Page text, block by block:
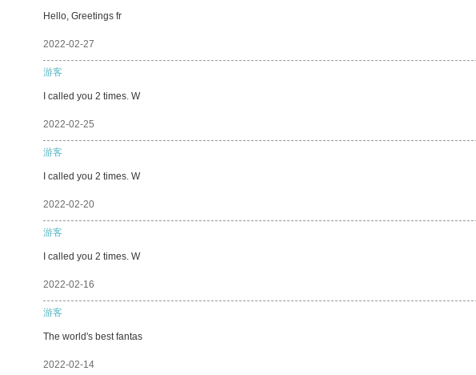
Hello, Greetings fr
2022-02-27
游客
I called you 2 times. W
2022-02-25
游客
I called you 2 times. W
2022-02-20
游客
I called you 2 times. W
2022-02-16
游客
The world's best fantas
2022-02-14